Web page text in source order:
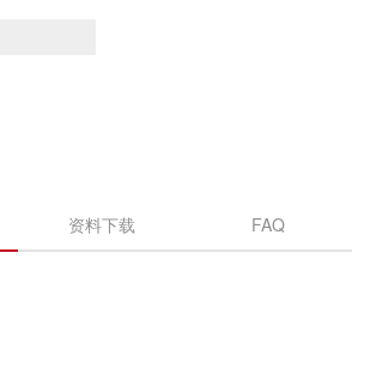
资料下载 FAQ